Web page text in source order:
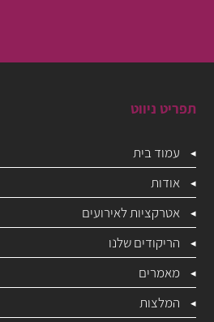
תפריט ניווט
עמוד בית
אודות
אטרקציות לאירועים
הריקודים שלנו
מאמרים
המלצות